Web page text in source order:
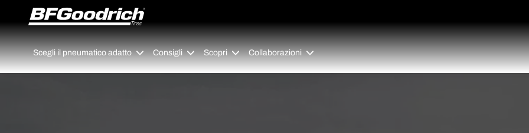
Go to page content
Go to page navigation
Scegli il pneumatico adatto Consigli Scopri Collaborazioni